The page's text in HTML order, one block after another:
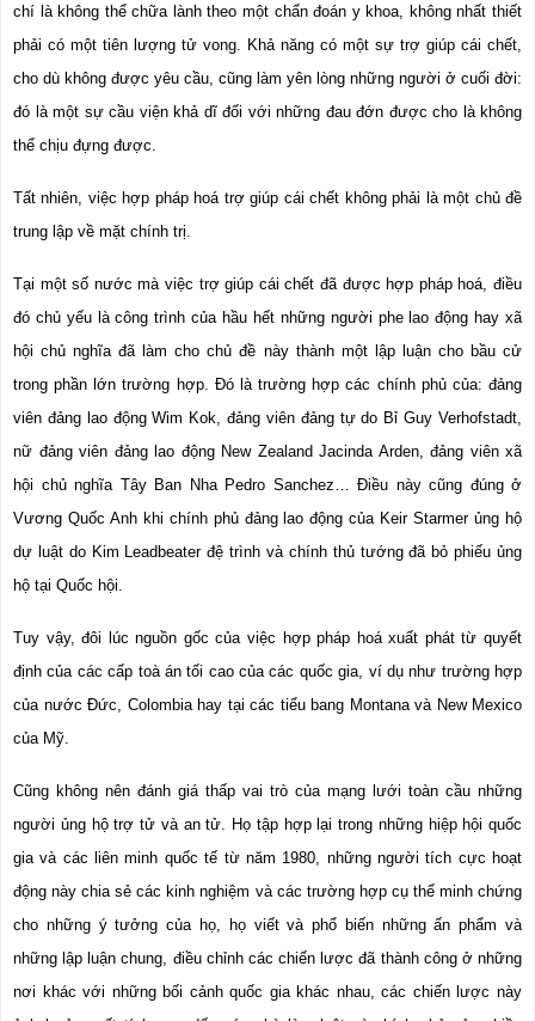
chí là không thể chữa lành theo một chẩn đoán y khoa, không nhất thiết
phải có một tiên lượng tử vong. Khả năng có một sự trợ giúp cái chết,
cho dù không được yêu cầu, cũng làm yên lòng những người ở cuối đời:
đó là một sự cầu viện khả dĩ đối với những đau đớn được cho là không
thể chịu đựng được.
Tất nhiên, việc hợp pháp hoá trợ giúp cái chết không phải là một chủ đề
trung lập về mặt chính trị.
Tại một số nước mà việc trợ giúp cái chết đã được hợp pháp hoá, điều
đó chủ yếu là công trình của hầu hết những người phe lao động hay xã
hội chủ nghĩa đã làm cho chủ đề này thành một lập luận cho bầu cử
trong phần lớn trường hợp. Đó là trường hợp các chính phủ của: đảng
viên đảng lao động Wim Kok, đảng viên đảng tự do Bỉ Guy Verhofstadt,
nữ đảng viên đảng lao động New Zealand Jacinda Arden, đảng viên xã
hội chủ nghĩa Tây Ban Nha Pedro Sanchez… Điều này cũng đúng ở
Vương Quốc Anh khi chính phủ đảng lao động của Keir Starmer ủng hộ
dự luật do Kim Leadbeater đệ trình và chính thủ tướng đã bỏ phiếu ủng
hộ tại Quốc hội.
Tuy vậy, đôi lúc nguồn gốc của việc hợp pháp hoá xuất phát từ quyết
định của các cấp toà án tối cao của các quốc gia, ví dụ như trường hợp
của nước Đức, Colombia hay tại các tiểu bang Montana và New Mexico
của Mỹ.
Cũng không nên đánh giá thấp vai trò của mạng lưới toàn cầu những
người ủng hộ trợ tử và an tử. Họ tập hợp lại trong những hiệp hội quốc
gia và các liên minh quốc tế từ năm 1980, những người tích cực hoạt
động này chia sẻ các kinh nghiệm và các trường hợp cụ thể minh chứng
cho những ý tưởng của họ, họ viết và phổ biến những ấn phẩm và
những lập luận chung, điều chỉnh các chiến lược đã thành công ở những
nơi khác với những bối cảnh quốc gia khác nhau, các chiến lược này